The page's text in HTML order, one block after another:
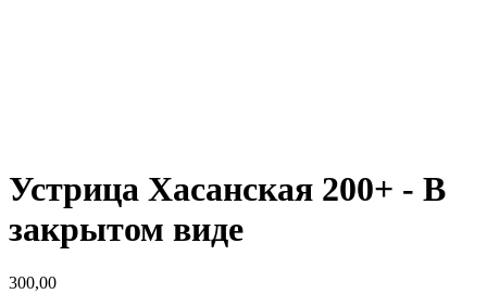
Устрица Хасанская 200+ - В
закрытом виде
300,00